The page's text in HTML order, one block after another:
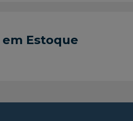
4X2R
Estoque